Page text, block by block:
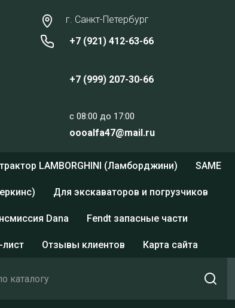
г. Санкт-Петербург
+7 (921) 412-63-66
+7 (999) 207-30-66
c 08:00 до 17:00
oooalfa47@mail.ru
LAMBORGHINI (Ламборджини) SAME
Для экскаваторов и погрузчиков
Dana Fendt запасные части
лист Отзывы клиентов Карта сайта